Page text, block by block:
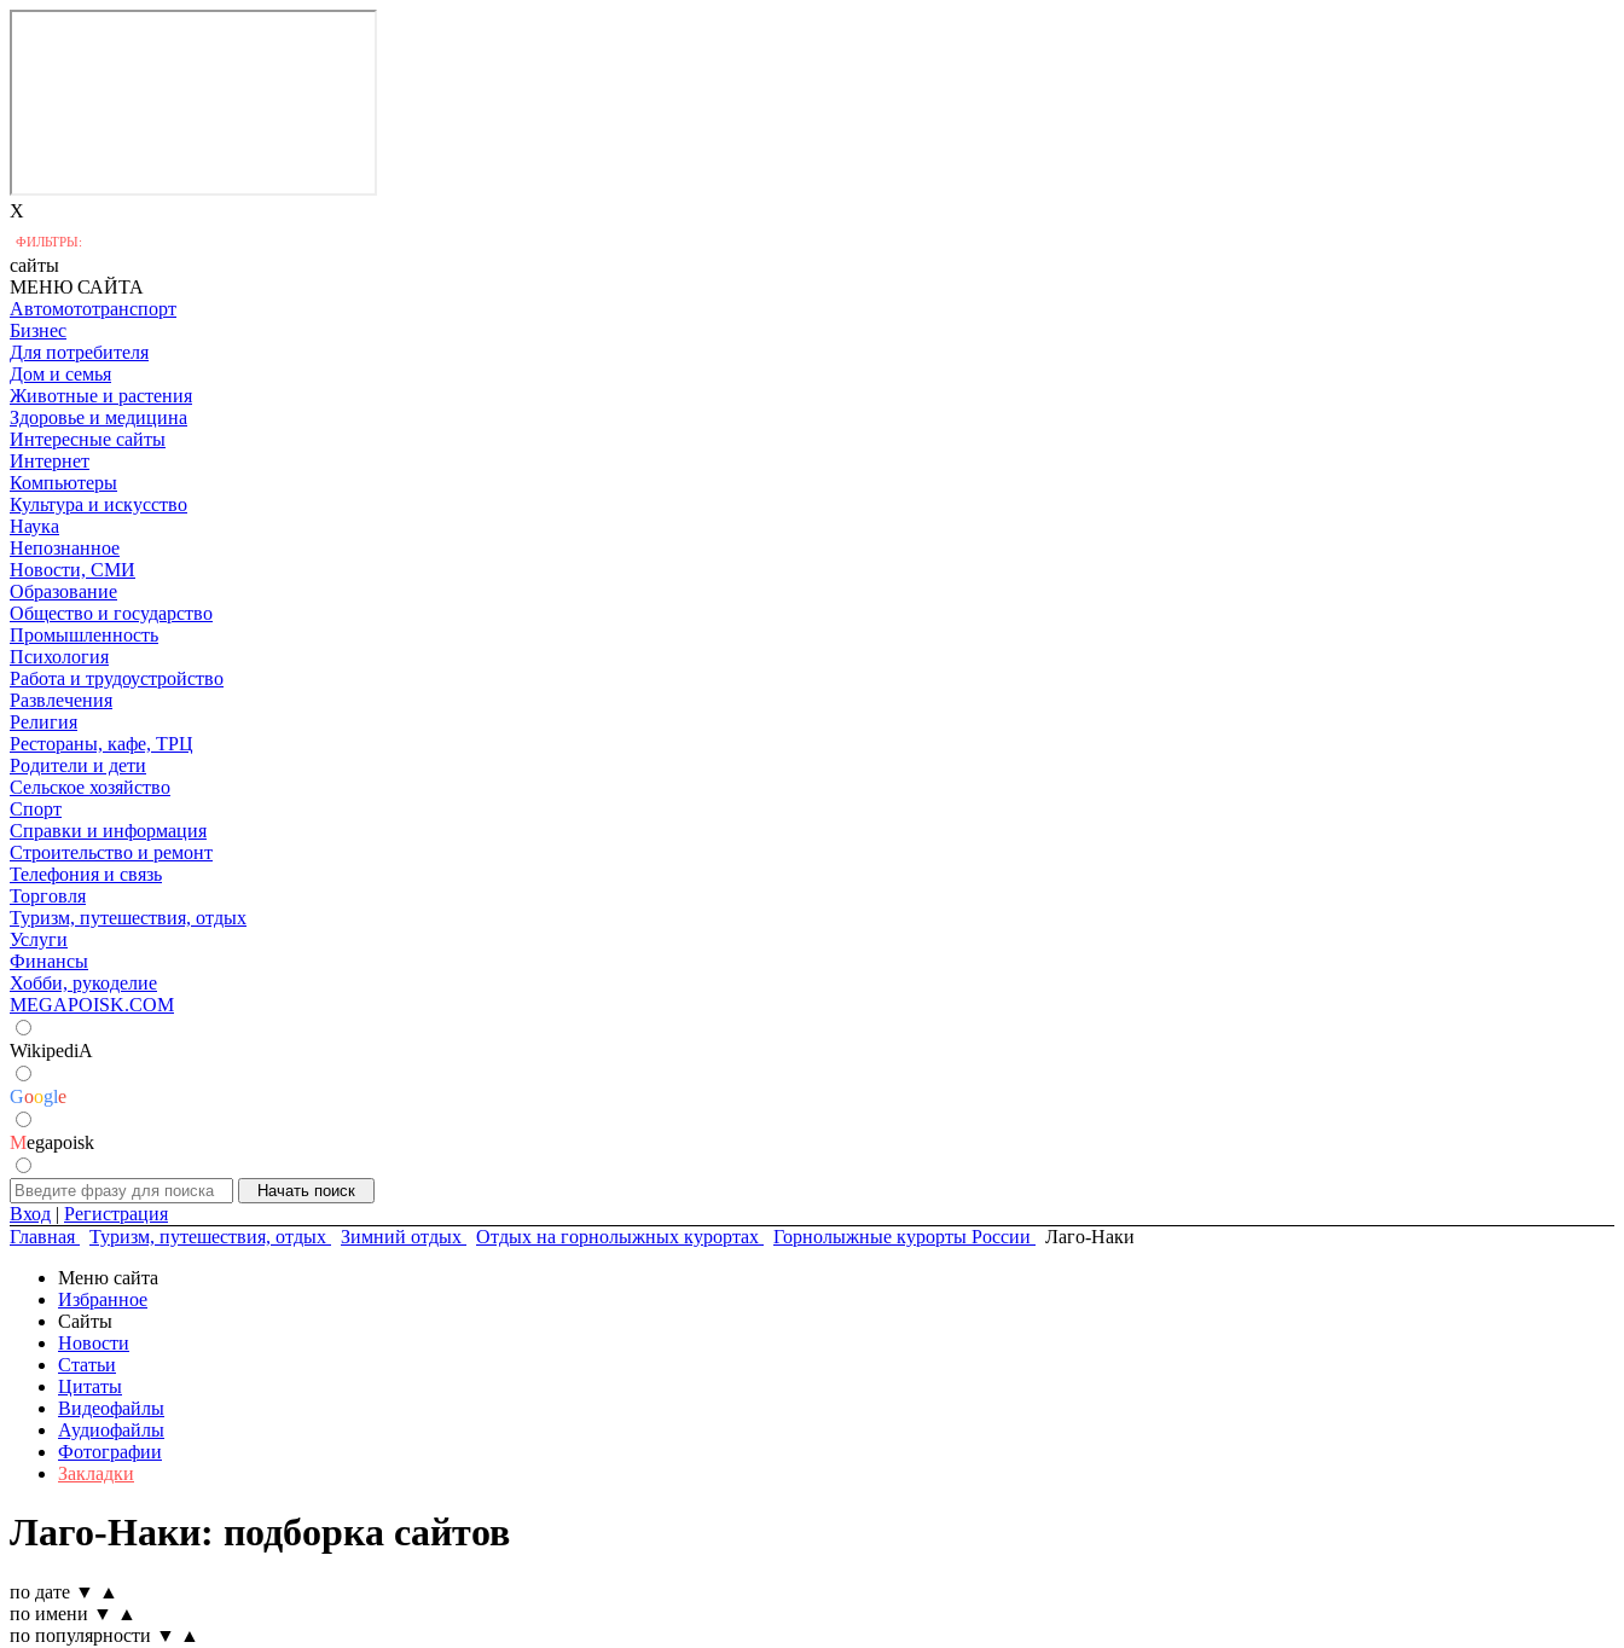
X
ФИЛЬТРЫ:
сайты
МЕНЮ САЙТА
Автомототранспорт
Бизнес
Для потребителя
Дом и семья
Животные и растения
Здоровье и медицина
Интересные сайты
Интернет
Компьютеры
Культура и искусство
Наука
Непознанное
Новости, СМИ
Образование
Общество и государство
Промышленность
Психология
Работа и трудоустройство
Развлечения
Религия
Рестораны, кафе, ТРЦ
Родители и дети
Сельское хозяйство
Спорт
Справки и информация
Строительство и ремонт
Телефония и связь
Торговля
Туризм, путешествия, отдых
Услуги
Финансы
Хобби, рукоделие
MEGAPOISK.COM
WikipediA
Google
Megapoisk
Вход | Регистрация
Главная
Туризм, путешествия, отдых Зимний отдых Отдых на горнолыжных курортах Горнолыжные курорты России
Лаго-Наки
Меню сайта
Избранное
Сайты
Новости
Статьи
Цитаты
Видеофайлы
Аудиофайлы
Фотографии
Закладки
Лаго-Наки: подборка сайтов
по дате ▼
▲
по имени ▼
▲
по популярности ▼
▲